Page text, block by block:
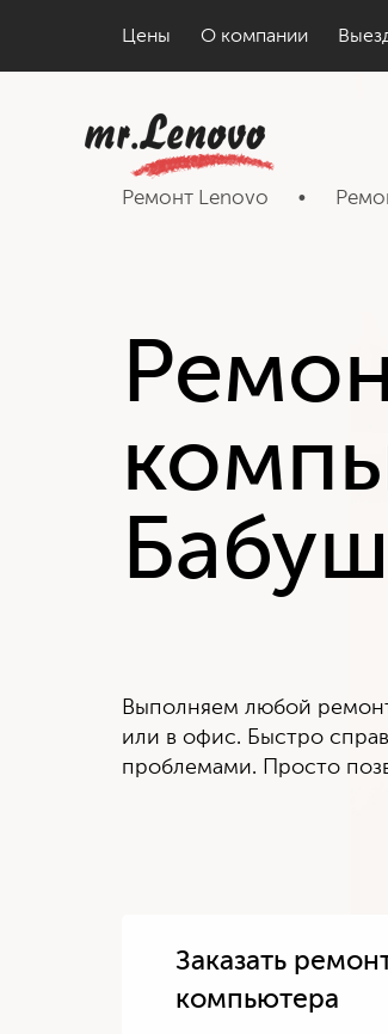
Цены О компании
Ремонт Lenovo •
Выполняем любой
или в офис. Быстро
проблемами. Просто
Заказать
компьютера